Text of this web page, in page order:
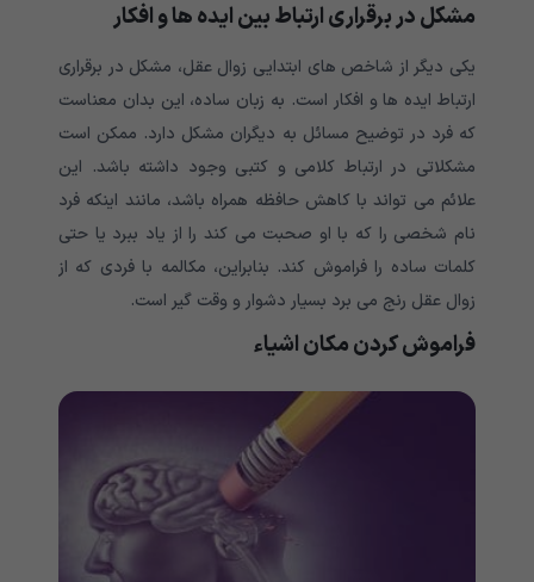
مشکل در برقراری ارتباط بین ایده ها و افکار
یکی دیگر از شاخص های ابتدایی زوال عقل، مشکل در برقراری
ارتباط ایده ها و افکار است. به زبان ساده، این بدان معناست
که فرد در توضیح مسائل به دیگران مشکل دارد. ممکن است
مشکلاتی در ارتباط کلامی و کتبی وجود داشته باشد. این
علائم می تواند با کاهش حافظه همراه باشد، مانند اینکه فرد
نام شخصی را که با او صحبت می کند را از یاد ببرد یا حتی
کلمات ساده را فراموش کند. بنابراین، مکالمه با فردی که از
زوال عقل رنج می برد بسیار دشوار و وقت گیر است.
فراموش کردن مکان اشیاء